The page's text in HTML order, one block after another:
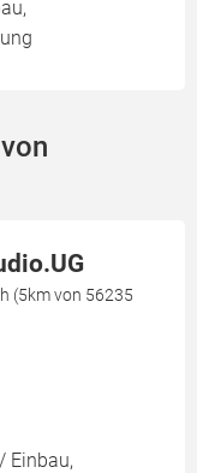
(5km von 56235
Einbau,